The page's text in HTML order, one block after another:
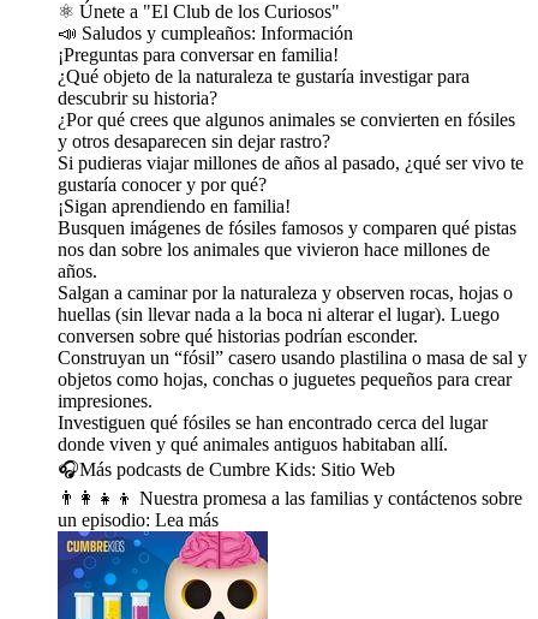
⚛️ Únete a "⁠⁠⁠⁠⁠⁠⁠⁠⁠⁠⁠⁠⁠⁠⁠⁠⁠⁠⁠⁠⁠⁠⁠⁠⁠El Club de los Curiosos⁠⁠⁠⁠⁠⁠⁠⁠⁠⁠⁠⁠⁠⁠⁠⁠⁠⁠⁠⁠⁠⁠⁠⁠⁠"
📣 Saludos y cumpleaños: ⁠⁠⁠⁠⁠⁠⁠⁠⁠⁠⁠⁠⁠⁠⁠⁠⁠⁠⁠⁠⁠⁠⁠⁠⁠⁠⁠⁠⁠⁠⁠⁠⁠⁠⁠⁠⁠⁠⁠⁠⁠⁠⁠⁠⁠⁠⁠⁠⁠⁠⁠⁠⁠⁠⁠⁠⁠⁠⁠⁠⁠⁠⁠⁠⁠⁠⁠⁠⁠⁠⁠⁠⁠⁠⁠⁠⁠⁠⁠⁠⁠⁠⁠⁠⁠⁠⁠Información⁠⁠⁠⁠⁠⁠⁠⁠⁠⁠⁠⁠⁠⁠⁠⁠⁠⁠⁠⁠⁠⁠⁠⁠⁠⁠⁠⁠
¡Preguntas para conversar en familia!
¿Qué objeto de la naturaleza te gustaría investigar para
descubrir su historia?
¿Por qué crees que algunos animales se convierten en fósiles
y otros desaparecen sin dejar rastro?
Si pudieras viajar millones de años al pasado, ¿qué ser vivo te
gustaría conocer y por qué?
¡Sigan aprendiendo en familia!
Busquen imágenes de fósiles famosos y comparen qué pistas
nos dan sobre los animales que vivieron hace millones de
años.
Salgan a caminar por la naturaleza y observen rocas, hojas o
huellas (sin llevar nada a la boca ni alterar el lugar). Luego
conversen sobre qué historias podrían esconder.
Construyan un “fósil” casero usando plastilina o masa de sal y
objetos como hojas, conchas o juguetes pequeños para crear
impresiones.
Investiguen qué fósiles se han encontrado cerca del lugar
donde viven y qué animales antiguos habitaban allí.
🎧Más podcasts de Cumbre Kids: ⁠⁠⁠⁠⁠⁠⁠⁠⁠⁠⁠⁠⁠⁠⁠⁠⁠⁠⁠⁠⁠⁠⁠⁠⁠⁠⁠⁠⁠⁠⁠⁠⁠⁠⁠⁠⁠⁠⁠⁠⁠⁠⁠⁠⁠⁠⁠⁠⁠⁠⁠⁠⁠⁠⁠⁠⁠⁠⁠⁠⁠⁠⁠⁠⁠⁠⁠⁠⁠⁠⁠⁠⁠⁠⁠⁠⁠⁠⁠⁠Sitio Web⁠⁠⁠⁠⁠⁠⁠⁠⁠⁠⁠⁠⁠⁠⁠⁠⁠⁠⁠⁠⁠⁠
👨‍👩‍👧‍👦 Nuestra promesa a las familias y contáctenos sobre
un episodio: ⁠⁠⁠⁠⁠⁠⁠⁠⁠⁠⁠⁠⁠⁠⁠⁠⁠⁠⁠⁠Lea más⁠